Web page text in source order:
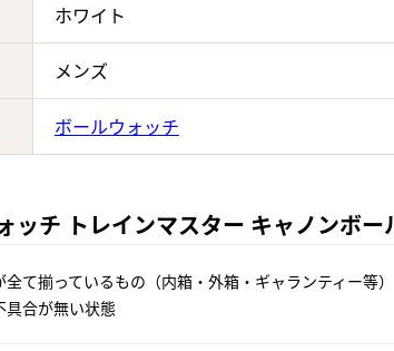
ホワイト
メンズ
ボールウォッチ
ッチ トレインマスター キャノンボ
全て揃っているもの（内箱・外箱・ギャランティー等）
具合が無い状態